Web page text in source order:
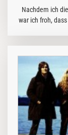
Nachdem ich
war ich froh,